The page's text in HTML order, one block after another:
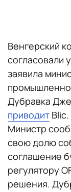
Венгерский
согласовали
заявила
Дубравка
приводит Blic.
Министр
свою долю
соглашение
регулятору
решения.